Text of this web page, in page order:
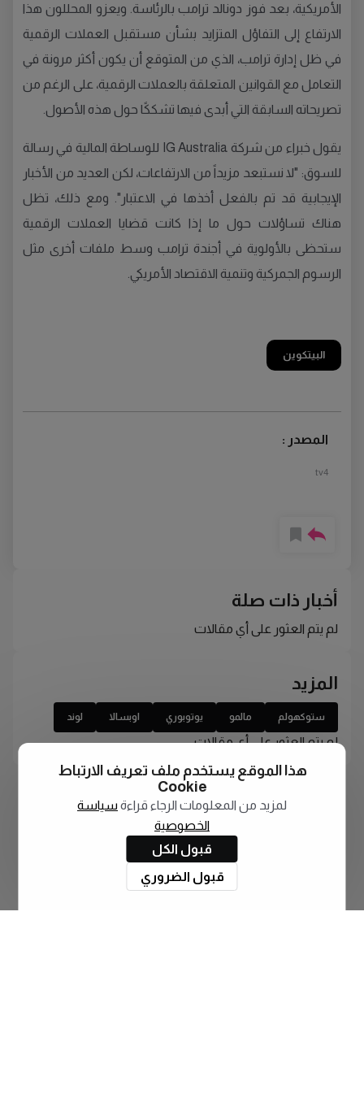
الأمريكية، بعد فوز دونالد ترامب بالرئاسة. ويعزو المحللون هذا
الارتفاع إلى التفاؤل المتزايد بشأن مستقبل العملات الرقمية
في ظل إدارة ترامب، الذي من المتوقع أن يكون أكثر مرونة في
التعامل مع القوانين المتعلقة بالعملات الرقمية، على الرغم من
تصريحاته السابقة التي أبدى فيها تشككًا حول هذه الأصول.
يقول خبراء من شركة IG Australia للوساطة المالية في رسالة
للسوق: "لا نستبعد مزيداً من الارتفاعات، لكن العديد من الأخبار
الإيجابية قد تم بالفعل أخذها في الاعتبار". ومع ذلك، تظل
هناك تساؤلات حول ما إذا كانت قضايا العملات الرقمية
ستحظى بالأولوية في أجندة ترامب وسط ملفات أخرى مثل
الرسوم الجمركية وتنمية الاقتصاد الأمريكي.
البيتكوين
المصدر :
tv4
أخبار ذات صلة
لم يتم العثور على أي مقالات
المزيد
ستوكهولم مالمو يوتوبوري اوبسالا لوند
لم يتم العثور على أي مقالات
هذا الموقع يستخدم ملف تعريف الارتباط
Cookie
لمزيد من المعلومات الرجاء قراءة سياسة
الخصوصية
قبول الكل
قبول الضروري